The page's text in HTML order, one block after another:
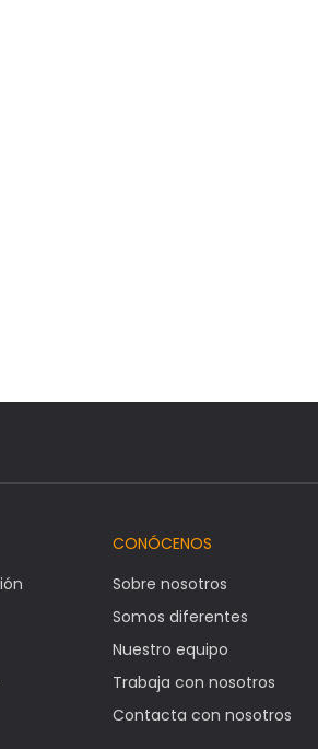
CONÓCENOS
Sobre nosotros
Somos diferentes
Nuestro equipo
Trabaja con nosotros
Contacta con nosotros